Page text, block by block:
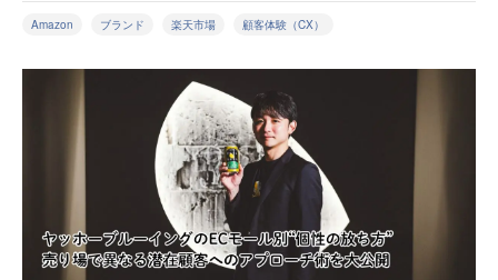
Amazon ブランド 楽天市場 顧客体験（CX）